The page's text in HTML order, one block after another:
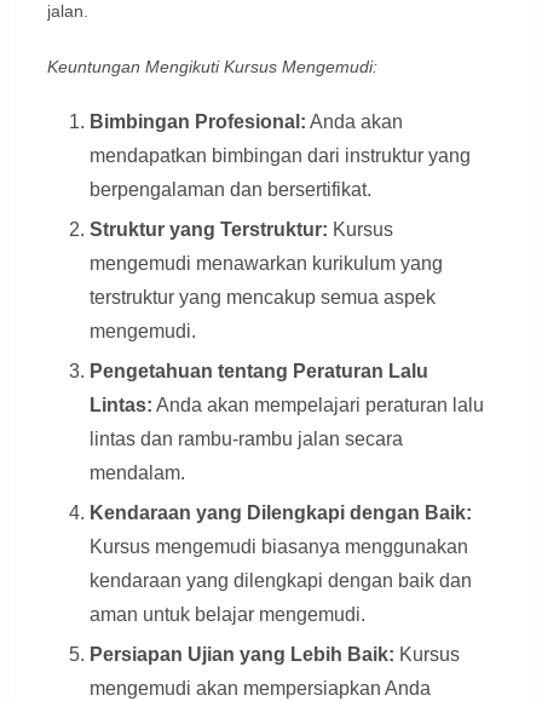
jalan.
Keuntungan Mengikuti Kursus Mengemudi:
Bimbingan Profesional: Anda akan
mendapatkan bimbingan dari instruktur yang
berpengalaman dan bersertifikat.
Struktur yang Terstruktur: Kursus
mengemudi menawarkan kurikulum yang
terstruktur yang mencakup semua aspek
mengemudi.
Pengetahuan tentang Peraturan Lalu
Lintas: Anda akan mempelajari peraturan lalu
lintas dan rambu-rambu jalan secara
mendalam.
Kendaraan yang Dilengkapi dengan Baik:
Kursus mengemudi biasanya menggunakan
kendaraan yang dilengkapi dengan baik dan
aman untuk belajar mengemudi.
Persiapan Ujian yang Lebih Baik: Kursus
mengemudi akan mempersiapkan Anda